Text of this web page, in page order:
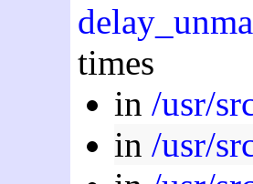
times
in /usr/
in /usr/